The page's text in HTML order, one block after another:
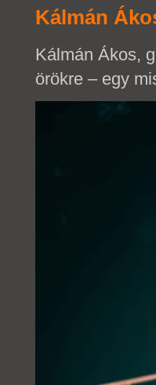
Kálmán
Kálmán Ákos,
örökre – egy